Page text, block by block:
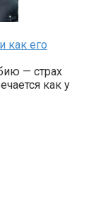
как его
— страх
как у